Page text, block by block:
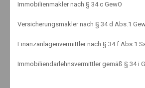
Immobilienmakler nach § 34 c GewO
Versicherungsmakler nach § 34 d Abs.1
Finanzanlagenvermittler nach § 34 f Abs.1
Immobiliendarlehnsvermittler gemäß § 34 i